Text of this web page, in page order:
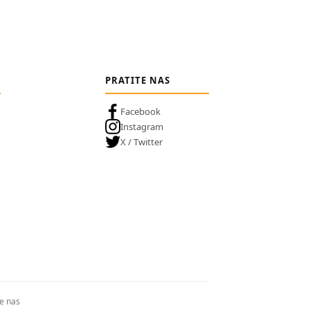
PRATITE NAS
Facebook
Instagram
X / Twitter
nas